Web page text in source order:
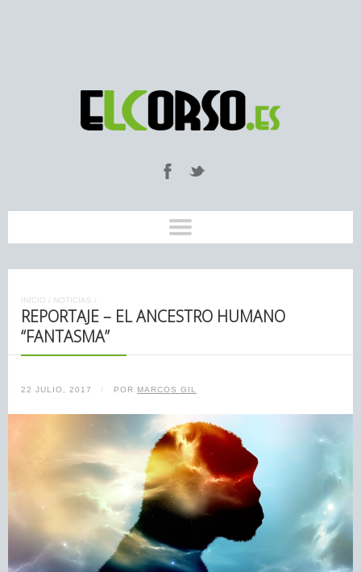
INICIO / NOTICIAS /
REPORTAJE – EL ANCESTRO HUMANO
“FANTASMA”
22 JULIO, 2017 / POR MARCOS GIL